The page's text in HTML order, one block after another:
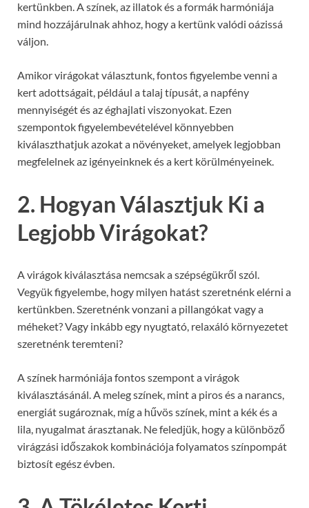
kertünkben. A színek, az illatok és a formák harmóniája
mind hozzájárulnak ahhoz, hogy a kertünk valódi oázissá
váljon.
Amikor virágokat választunk, fontos figyelembe venni a
kert adottságait, például a talaj típusát, a napfény
mennyiségét és az éghajlati viszonyokat. Ezen
szempontok figyelembevételével könnyebben
kiválaszthatjuk azokat a növényeket, amelyek legjobban
megfelelnek az igényeinknek és a kert körülményeinek.
2. Hogyan Választjuk Ki a
Legjobb Virágokat?
A virágok kiválasztása nemcsak a szépségükről szól.
Vegyük figyelembe, hogy milyen hatást szeretnénk elérni a
kertünkben. Szeretnénk vonzani a pillangókat vagy a
méheket? Vagy inkább egy nyugtató, relaxáló környezetet
szeretnénk teremteni?
A színek harmóniája fontos szempont a virágok
kiválasztásánál. A meleg színek, mint a piros és a narancs,
energiát sugároznak, míg a hűvös színek, mint a kék és a
lila, nyugalmat árasztanak. Ne feledjük, hogy a különböző
virágzási időszakok kombinációja folyamatos színpompát
biztosít egész évben.